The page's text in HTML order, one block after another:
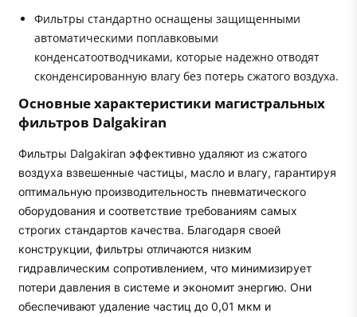
Фильтры стандартно оснащены защищенными
автоматическими поплавковыми
конденсатоотводчиками, которые надежно отводят
сконденсированную влагу без потерь сжатого воздуха.
Основные характеристики магистральных
фильтров Dalgakiran
Фильтры Dalgakiran эффективно удаляют из сжатого
воздуха взвешенные частицы, масло и влагу, гарантируя
оптимальную производительность пневматического
оборудования и соответствие требованиям самых
строгих стандартов качества. Благодаря своей
конструкции, фильтры отличаются низким
гидравлическим сопротивлением, что минимизирует
потери давления в системе и экономит энергию. Они
обеспечивают удаление частиц до 0,01 мкм и